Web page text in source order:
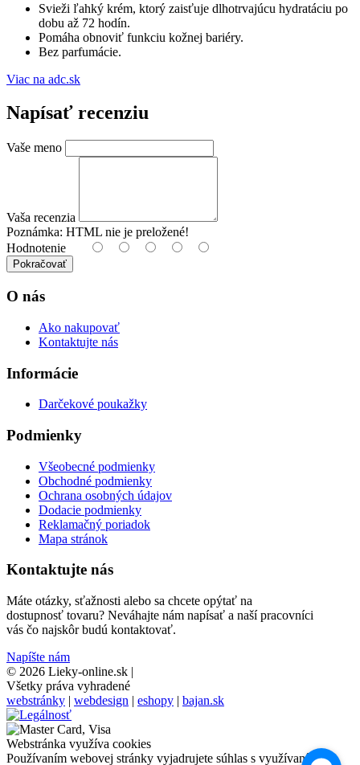
Svieži ľahký krém, ktorý zaisťuje dlhotrvajúcu hydratáciu po
dobu až 72 hodín.
Pomáha obnoviť funkciu kožnej bariéry.
Bez parfumácie.
Viac na adc.sk
Napísať recenziu
Vaše meno
Vaša recenzia
Poznámka: HTML nie je preložené!
Hodnotenie
Pokračovať
O nás
Ako nakupovať
Kontaktujte nás
Informácie
Darčekové poukažky
Podmienky
Všeobecné podmienky
Obchodné podmienky
Ochrana osobných údajov
Dodacie podmienky
Reklamačný poriadok
Mapa stránok
Kontaktujte nás
Máte otázky, sťažnosti alebo sa chcete opýtať na
dostupnosť tovaru? Neváhajte nám napísať a naší pracovníci
vás čo najskôr budú kontaktovať.
Napíšte nám
© 2026 Lieky-online.sk |
Všetky práva vyhradené
webstránky | webdesign | eshopy | bajan.sk
Webstránka využíva cookies
Používaním webovej stránky vyjadrujete súhlas s využívaním